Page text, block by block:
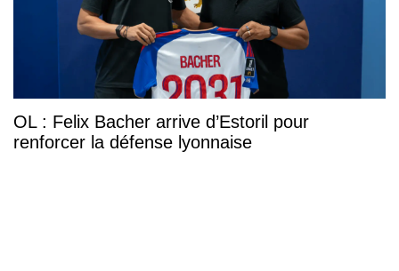
OL : Felix Bacher arrive d’Estoril pour
renforcer la défense lyonnaise